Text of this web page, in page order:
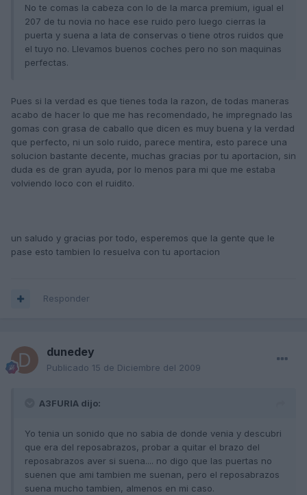
No te comas la cabeza con lo de la marca premium, igual el
207 de tu novia no hace ese ruido pero luego cierras la
puerta y suena a lata de conservas o tiene otros ruidos que
el tuyo no. Llevamos buenos coches pero no son maquinas
perfectas.
Pues si la verdad es que tienes toda la razon, de todas maneras
acabo de hacer lo que me has recomendado, he impregnado las
gomas con grasa de caballo que dicen es muy buena y la verdad
que perfecto, ni un solo ruido, parece mentira, esto parece una
solucion bastante decente, muchas gracias por tu aportacion, sin
duda es de gran ayuda, por lo menos para mi que me estaba
volviendo loco con el ruidito.
un saludo y gracias por todo, esperemos que la gente que le
pase esto tambien lo resuelva con tu aportacion
Responder
dunedey
Publicado 15 de Diciembre del 2009
A3FURIA dijo:
Yo tenia un sonido que no sabia de donde venia y descubri
que era del reposabrazos, probar a quitar el brazo del
reposabrazos aver si suena.... no digo que las puertas no
suenen que ami tambien me suenan, pero el reposabrazos
suena mucho tambien, almenos en mi caso.